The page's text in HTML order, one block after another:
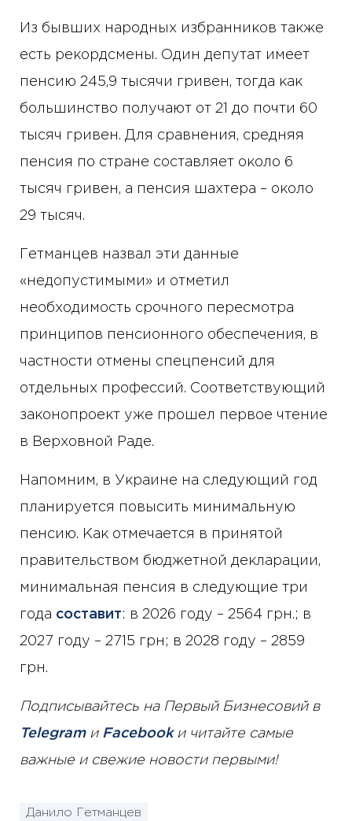
Из бывших народных избранников также
есть рекордсмены. Один депутат имеет
пенсию 245,9 тысячи гривен, тогда как
большинство получают от 21 до почти 60
тысяч гривен. Для сравнения, средняя
пенсия по стране составляет около 6
тысяч гривен, а пенсия шахтера – около
29 тысяч.
Гетманцев назвал эти данные
«недопустимыми» и отметил
необходимость срочного пересмотра
принципов пенсионного обеспечения, в
частности отмены спецпенсий для
отдельных профессий. Соответствующий
законопроект уже прошел первое чтение
в Верховной Раде.
Напомним, в Украине на следующий год
планируется повысить минимальную
пенсию. Как отмечается в принятой
правительством бюджетной декларации,
минимальная пенсия в следующие три
года составит: в 2026 году – 2564 грн.; в
2027 году – 2715 грн; в 2028 году – 2859
грн.
Подписывайтесь на Первый Бизнесовий в
Telegramи Facebookи читайте самые
важные и свежие новости первыми!
Данило Гетманцев